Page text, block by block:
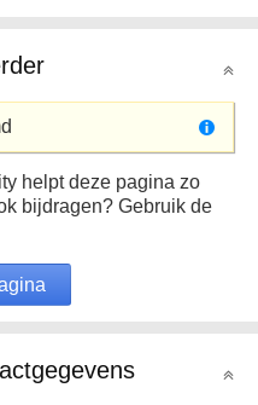
helpt deze pagina zo
bijdragen? Gebruik de